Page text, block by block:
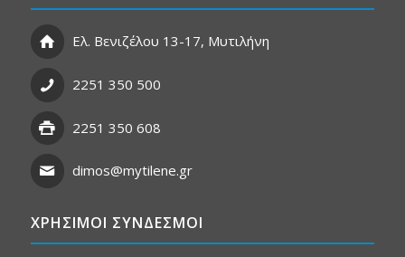
Ελ. Βενιζέλου 13-17, Μυτιλήνη
2251 350 500
2251 350 608
dimos@mytilene.gr
ΧΡΗΣΙΜΟΙ ΣΥΝΔΕΣΜΟΙ